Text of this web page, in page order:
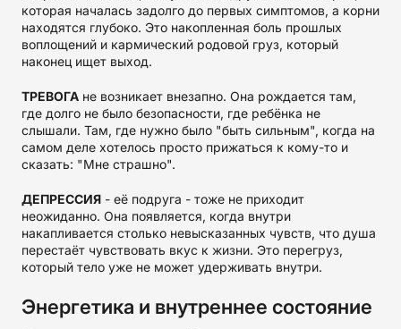
которая началась задолго до первых симптомов, а корни
находятся глубоко. Это накопленная боль прошлых
воплощений и кармический родовой груз, который
наконец ищет выход.
ТРЕВОГА не возникает внезапно. Она рождается там,
где долго не было безопасности, где ребёнка не
слышали. Там, где нужно было "быть сильным", когда на
самом деле хотелось просто прижаться к кому-то и
сказать: "Мне страшно".
ДЕПРЕССИЯ - её подруга - тоже не приходит
неожиданно. Она появляется, когда внутри
накапливается столько невысказанных чувств, что душа
перестаёт чувствовать вкус к жизни. Это перегруз,
который тело уже не может удерживать внутри.
Энергетика и внутреннее состояние